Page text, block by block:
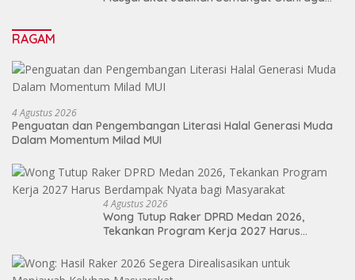
RAGAM
4 Agustus 2026
Penguatan dan Pengembangan Literasi Halal Generasi Muda
Dalam Momentum Milad MUI
4 Agustus 2026
Wong Tutup Raker DPRD Medan 2026,
Tekankan Program Kerja 2027 Harus